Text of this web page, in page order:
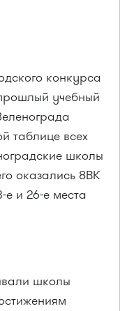
конкурса
учебный
таблице всех
школы
оказались 8ВК
и 26-е места
школы